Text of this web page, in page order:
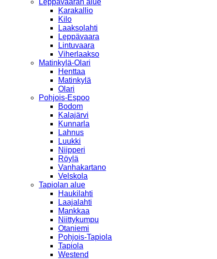
Karakallio
Kilo
Laaksolahti
Leppävaara
Lintuvaara
Viherlaakso
Matinkylä-Olari
Henttaa
Matinkylä
Olari
Pohjois-Espoo
Bodom
Kalajärvi
Kunnarla
Lahnus
Luukki
Niipperi
Röylä
Vanhakartano
Velskola
Tapiolan alue
Haukilahti
Laajalahti
Mankkaa
Niittykumpu
Otaniemi
Pohjois-Tapiola
Tapiola
Westend